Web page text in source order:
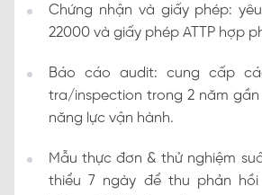
Chứng nhận và giấy phép:
22000 và giấy phép ATTP hợp
Báo cáo audit: cung cấp
tra/inspection trong 2 năm
năng lực vận hành.
Mẫu thực đơn & thử nghiệm
thiểu 7 ngày để thu phản